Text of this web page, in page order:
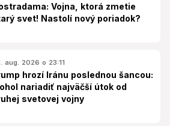
Vojna, ktorá zmetie
svet! Nastolí nový poriadok?
aug. 2026 o 23:11
hrozí Iránu poslednou šancou:
nariadiť najväčší útok od
svetovej vojny